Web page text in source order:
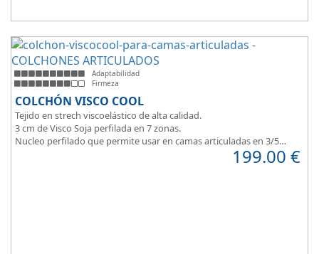
Adaptabilidad
Firmeza
COLCHÓN VISCO COOL
Tejido en strech viscoelástico de alta calidad.
3 cm de Visco Soja perfilada en 7 zonas.
Nucleo perfilado que permite usar en camas articuladas en 3/5
199.00 €